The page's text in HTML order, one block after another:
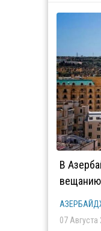
В
вещанию
07 Августа